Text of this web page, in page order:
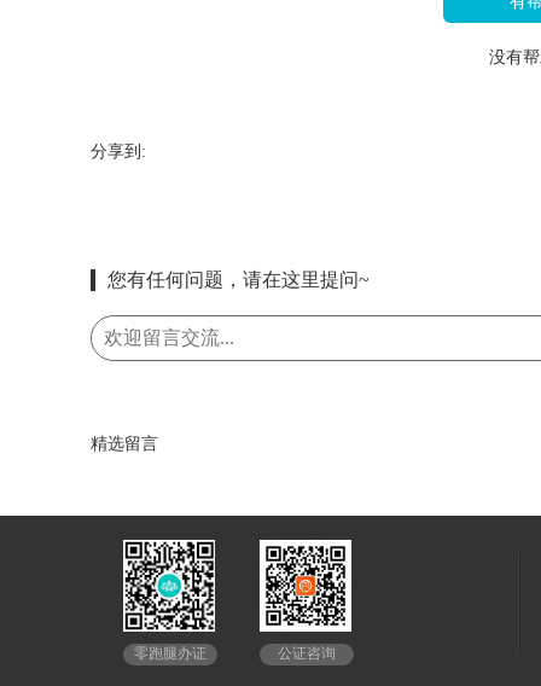
没有
分享到:
您有任何问题，请在这里提问~
精选留言
零跑腿办证 公证咨询